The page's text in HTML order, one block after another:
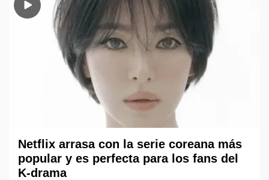
Netflix arrasa con la serie coreana más
popular y es perfecta para los fans del
K-drama